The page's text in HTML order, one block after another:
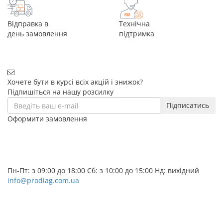
Відправка в
день замовлення
Технічна
підтримка
Хочете бути в курсі всіх акцій і знижок?
Підпишіться на нашу розсилку
Підписатись
Оформити замовлення
Пн-Пт: з 09:00 до 18:00 Сб: з 10:00 до 15:00 Нд: вихідний
info@prodiag.com.ua